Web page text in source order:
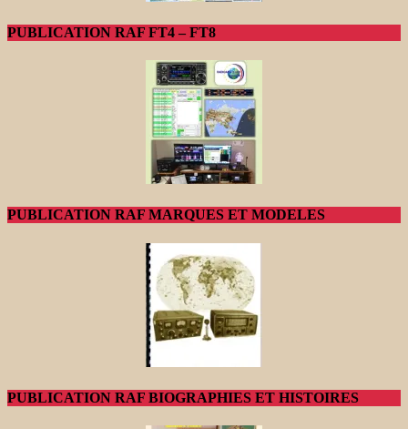
PUBLICATION RAF FT4 – FT8
PUBLICATION RAF MARQUES ET MODELES
PUBLICATION RAF BIOGRAPHIES ET HISTOIRES